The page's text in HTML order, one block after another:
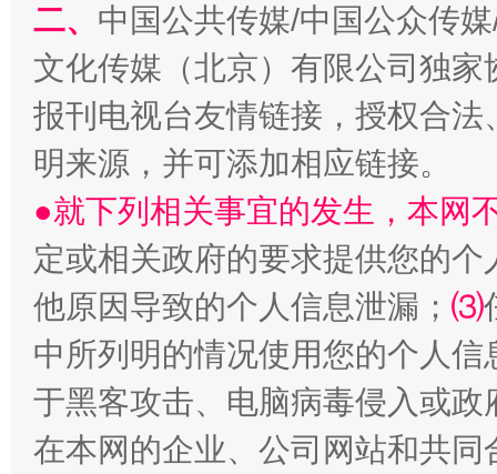
阿坝州三大球赛在茂县开幕 规模
二、 中国公共传媒/中国公众传
文化传媒（北京）有限公司独
报刊电视台友情链接，授权合
明来源，并可添加相应链接。
●就下列相关事宜的发生，本网
定或相关政府的要求提供您的个
他原因导致的个人信息泄漏； ⑶
中所列明的情况使用您的个人
于黑客攻击、电脑病毒侵入或
在本网的企业、公司网站和共